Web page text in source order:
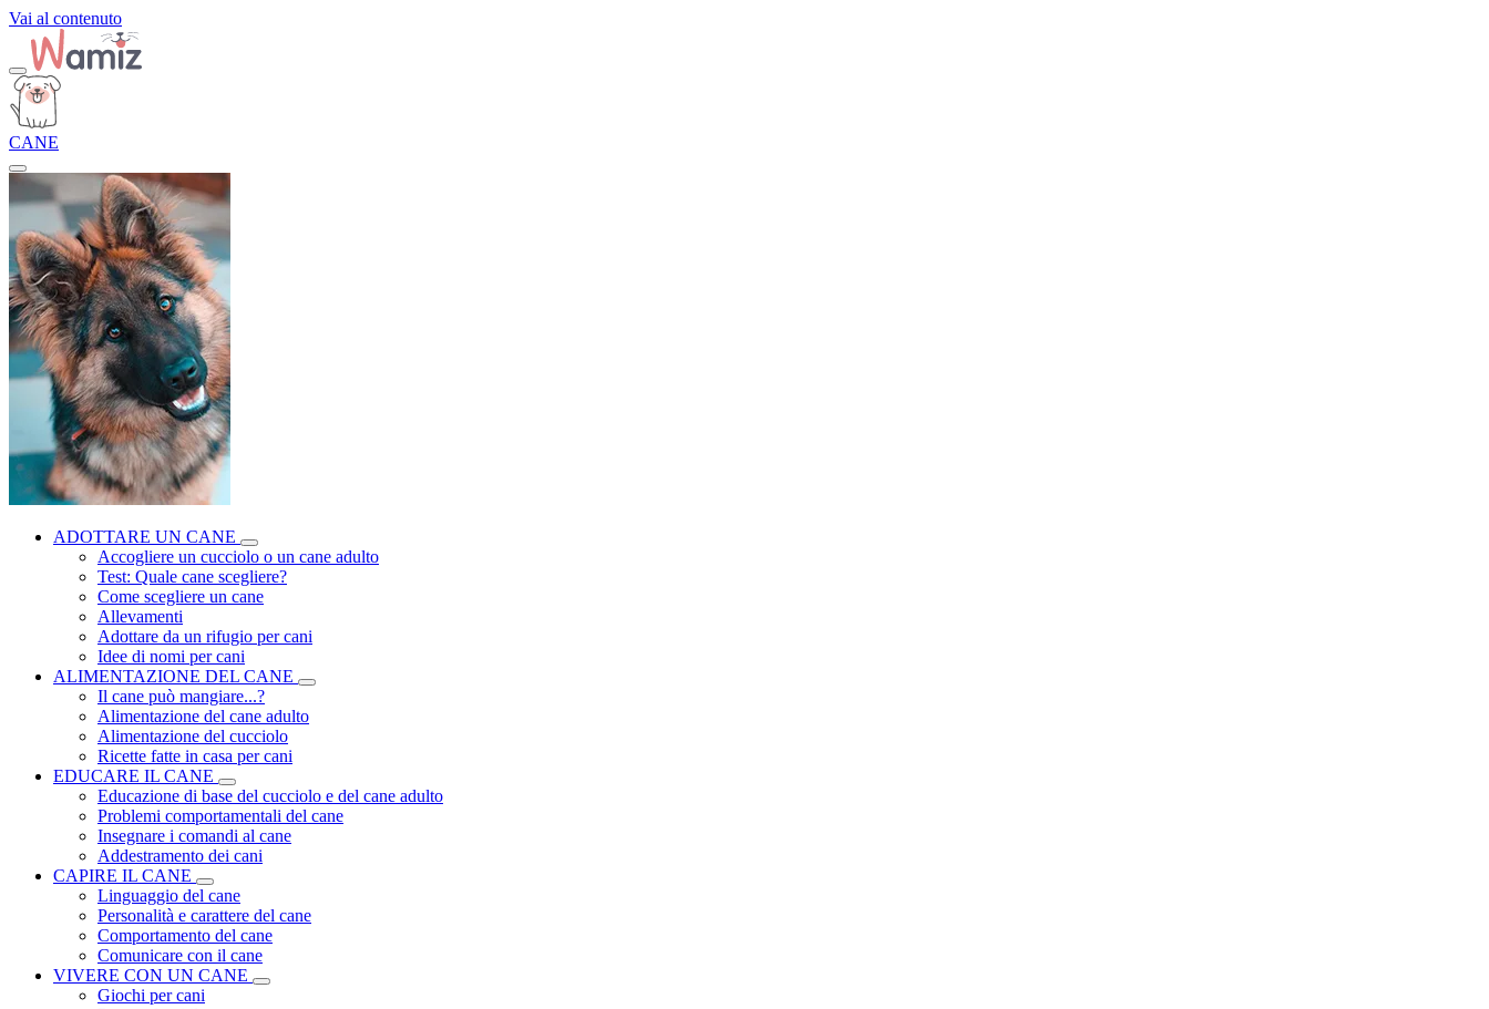
Vai al contenuto
CANE
ADOTTARE UN CANE
Accogliere un cucciolo o un cane adulto
Test: Quale cane scegliere?
Come scegliere un cane
Allevamenti
Adottare da un rifugio per cani
Idee di nomi per cani
ALIMENTAZIONE DEL CANE
Il cane può mangiare...?
Alimentazione del cane adulto
Alimentazione del cucciolo
Ricette fatte in casa per cani
EDUCARE IL CANE
Educazione di base del cucciolo e del cane adulto
Problemi comportamentali del cane
Insegnare i comandi al cane
Addestramento dei cani
CAPIRE IL CANE
Linguaggio del cane
Personalità e carattere del cane
Comportamento del cane
Comunicare con il cane
VIVERE CON UN CANE
Giochi per cani